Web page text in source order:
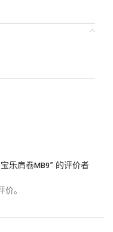
乐肩卷MB9” 的评价者
价。